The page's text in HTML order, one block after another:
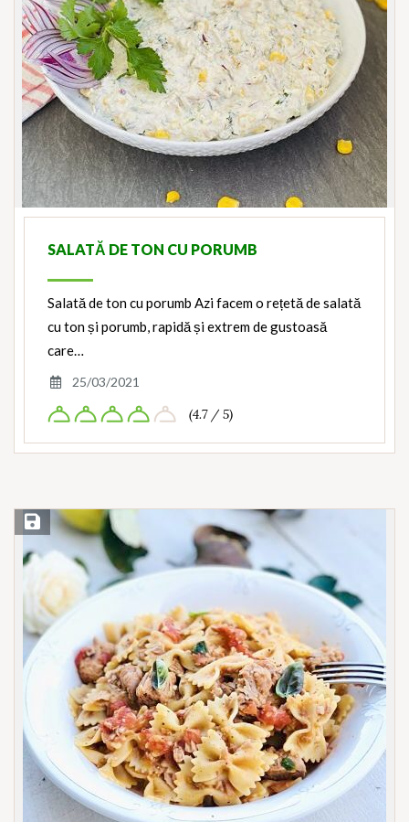
SALATĂ DE TON CU PORUMB
Salată de ton cu porumb Azi facem o rețetă de salată
cu ton și porumb, rapidă și extrem de gustoasă
care…
25/03/2021
(4.7 / 5)
Save Recipe